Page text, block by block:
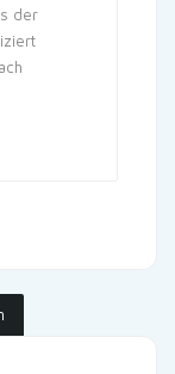
der